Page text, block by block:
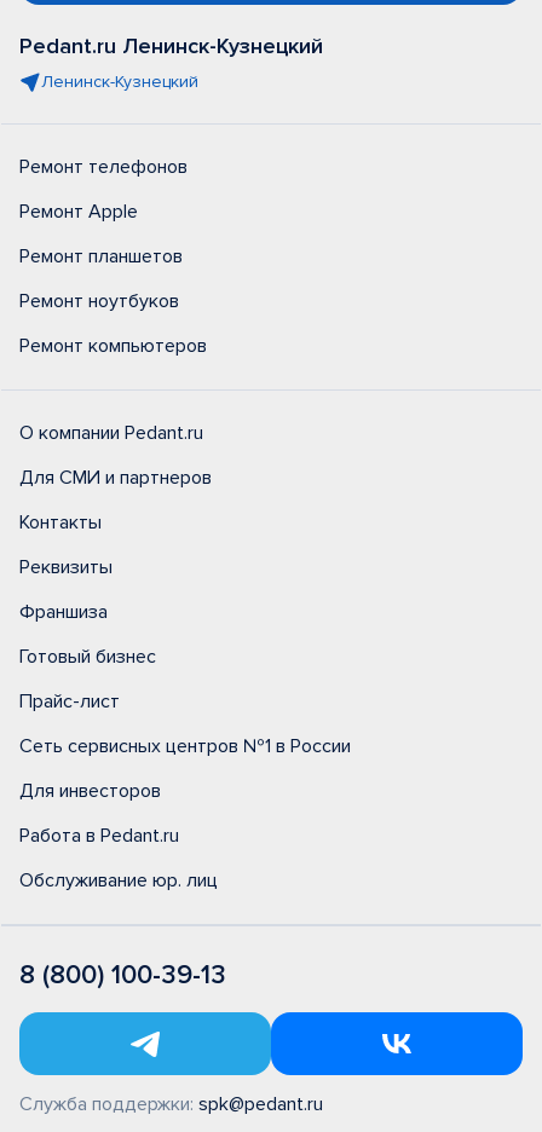
Pedant.ru Ленинск-Кузнецкий
Ленинск-Кузнецкий
Ремонт телефонов
Ремонт Apple
Ремонт планшетов
Ремонт ноутбуков
Ремонт компьютеров
О компании Pedant.ru
Для СМИ и партнеров
Контакты
Реквизиты
Франшиза
Готовый бизнес
Прайс-лист
Сеть сервисных центров №1 в России
Для инвесторов
Работа в Pedant.ru
Обслуживание юр. лиц
8 (800) 100-39-13
Служба поддержки: spk@pedant.ru